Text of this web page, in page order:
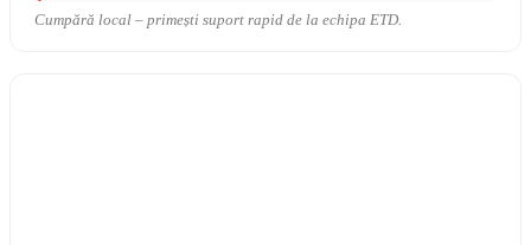
Cumpără local – primești suport rapid de la echipa ETD.